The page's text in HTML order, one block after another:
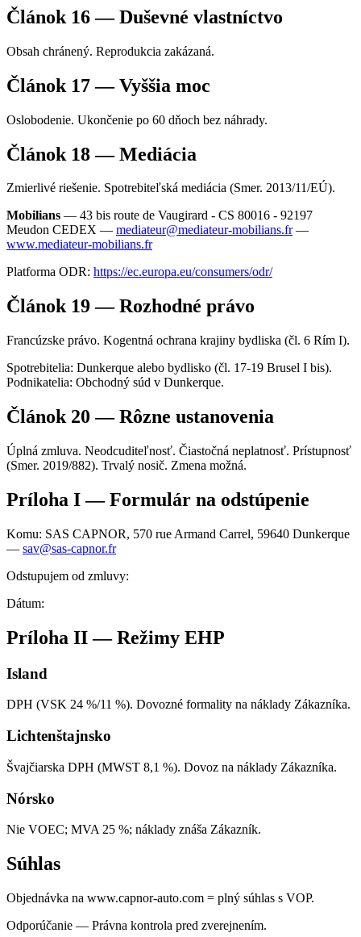
Článok 16 — Duševné vlastníctvo
Obsah chránený. Reprodukcia zakázaná.
Článok 17 — Vyššia moc
Oslobodenie. Ukončenie po 60 dňoch bez náhrady.
Článok 18 — Mediácia
Zmierlivé riešenie. Spotrebiteľská mediácia (Smer. 2013/11/EÚ).
Mobilians — 43 bis route de Vaugirard - CS 80016 - 92197
Meudon CEDEX — mediateur@mediateur-mobilians.fr—
www.mediateur-mobilians.fr
Platforma ODR: https://ec.europa.eu/consumers/odr/
Článok 19 — Rozhodné právo
Francúzske právo. Kogentná ochrana krajiny bydliska (čl. 6 Rím I).
Spotrebitelia: Dunkerque alebo bydlisko (čl. 17-19 Brusel I bis).
Podnikatelia: Obchodný súd v Dunkerque.
Článok 20 — Rôzne ustanovenia
Úplná zmluva. Neodcuditeľnosť. Čiastočná neplatnosť. Prístupnosť
(Smer. 2019/882). Trvalý nosič. Zmena možná.
Príloha I — Formulár na odstúpenie
Komu: SAS CAPNOR, 570 rue Armand Carrel, 59640 Dunkerque
— sav@sas-capnor.fr
Odstupujem od zmluvy:
Dátum:
Príloha II — Režimy EHP
Island
DPH (VSK 24 %/11 %). Dovozné formality na náklady Zákazníka.
Lichtenštajnsko
Švajčiarska DPH (MWST 8,1 %). Dovoz na náklady Zákazníka.
Nórsko
Nie VOEC; MVA 25 %; náklady znáša Zákazník.
Súhlas
Objednávka na www.capnor-auto.com = plný súhlas s VOP.
Odporúčanie — Právna kontrola pred zverejnením.